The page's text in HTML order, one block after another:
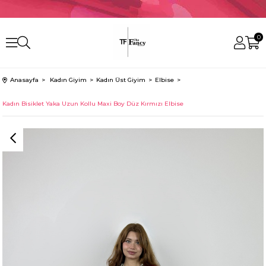
0
Anasayfa Kadın Giyim Kadın Üst Giyim Elbise
Kadın Bisiklet Yaka Uzun Kollu Maxi Boy Düz Kırmızı Elbise